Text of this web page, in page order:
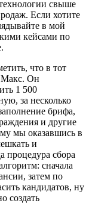
свыше
Если хотите
в мой
кейсами по
что в тот
Макс. Он
1 500
за несколько
брифа,
и другие
мы оказавшись в
и
процедура сбора
сначала
затем по
кандидатов, ну
создать